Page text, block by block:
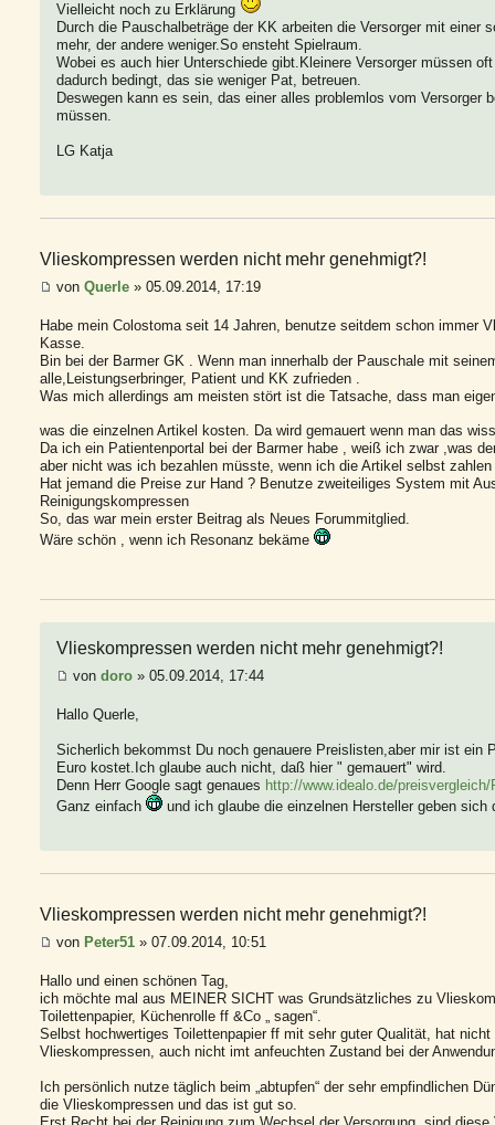
Vielleicht noch zu Erklärung
Durch die Pauschalbeträge der KK arbeiten die Versorger mit einer
mehr, der andere weniger.So ensteht Spielraum.
Wobei es auch hier Unterschiede gibt.Kleinere Versorger müssen
dadurch bedingt, das sie weniger Pat, betreuen.
Deswegen kann es sein, das einer alles problemlos vom Versorger
müssen.
LG Katja
Vlieskompressen werden nicht mehr genehmigt?!
von Querle » 05.09.2014, 17:19
Habe mein Colostoma seit 14 Jahren, benutze seitdem schon immer
Kasse.
Bin bei der Barmer GK . Wenn man innerhalb der Pauschale mit
alle,Leistungserbringer, Patient und KK zufrieden .
Was mich allerdings am meisten stört ist die Tatsache, dass man
was die einzelnen Artikel kosten. Da wird gemauert wenn man das
Da ich ein Patientenportal bei der Barmer habe , weiß ich zwar ,was
aber nicht was ich bezahlen müsste, wenn ich die Artikel selbst
Hat jemand die Preise zur Hand ? Benutze zweiteiliges System mit
Reinigungskompressen
So, das war mein erster Beitrag als Neues Forummitglied.
Wäre schön , wenn ich Resonanz bekäme
Vlieskompressen werden nicht mehr genehmigt?!
von doro » 05.09.2014, 17:44
Hallo Querle,
Sicherlich bekommst Du noch genauere Preislisten,aber mir ist ein
Euro kostet.Ich glaube auch nicht, daß hier " gemauert" wird.
Denn Herr Google sagt genaues http://www.idealo.de/
Ganz einfach
und ich glaube die einzelnen Hersteller geben sich
Vlieskompressen werden nicht mehr genehmigt?!
von Peter51 » 07.09.2014, 10:51
Hallo und einen schönen Tag,
ich möchte mal aus MEINER SICHT was Grundsätzliches zu
Toilettenpapier, Küchenrolle ff &Co „ sagen“.
Selbst hochwertiges Toilettenpapier ff mit sehr guter Qualität, hat
Vlieskompressen, auch nicht imt anfeuchten Zustand bei der
Ich persönlich nutze täglich beim „abtupfen“ der sehr empfindlichen
die Vlieskompressen und das ist gut so.